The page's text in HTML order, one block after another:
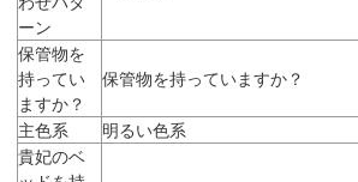
ーン
保管物を
持ってい
ますか？
保管物を持っていますか？
主色系
明るい色系
貴妃のベ